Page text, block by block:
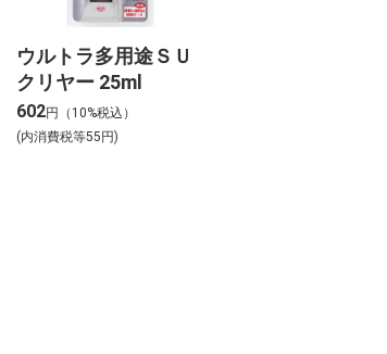
ウルトラ多用途ＳＵ
クリヤー 25ml
602円（10%税込）
(内消費税等55円)